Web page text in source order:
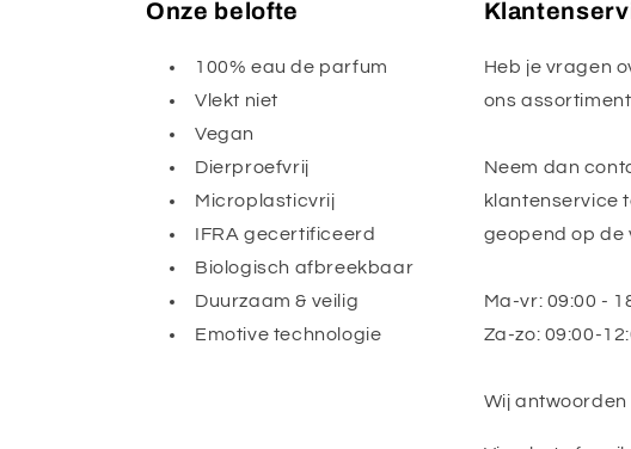
Onze belofte
100% eau de parfum
Vlekt niet
Vegan
Dierproefvrij
Microplasticvrij
IFRA gecertificeerd
Biologisch afbreekbaar
Duurzaam & veilig
Emotive technologie
Heb je vragen
ons
Neem dan
klantenservice
geopend op de
Ma-vr: 09:00 -
Za-zo: 09:00-
Wij antwoorden